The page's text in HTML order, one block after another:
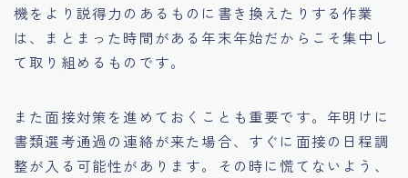
機をより説得力のあるものに書き換えたりする作業
は、まとまった時間がある年末年始だからこそ集中し
て取り組めるものです。
また面接対策を進めておくことも重要です。年明けに
書類選考通過の連絡が来た場合、すぐに面接の日程調
整が入る可能性があります。その時に慌てないよう、